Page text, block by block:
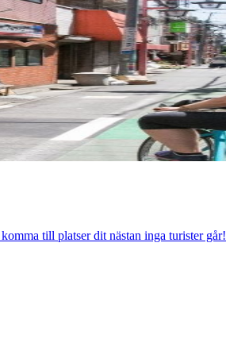
till platser dit nästan inga turister går!